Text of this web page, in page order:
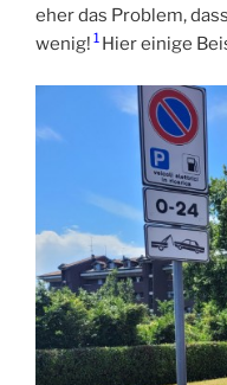
eher das Problem,
wenig! 1 Hier einige